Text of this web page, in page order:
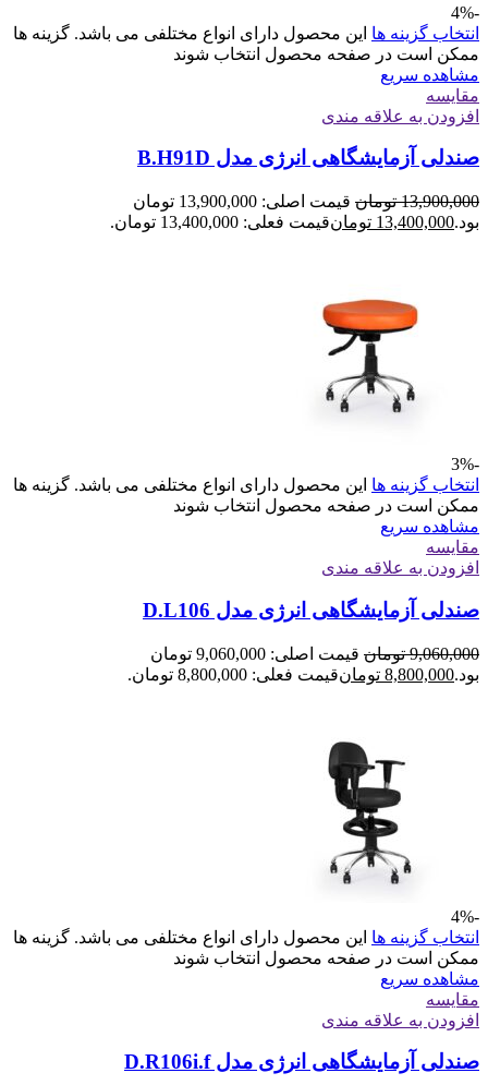
-4%
انتخاب گزینه ها این محصول دارای انواع مختلفی می باشد. گزینه ها
ممکن است در صفحه محصول انتخاب شوند
مشاهده سریع
مقایسه
افزودن به علاقه مندی
صندلی آزمایشگاهی انرژی مدل B.H91D
13,900,000 تومان
قیمت اصلی: 13,900,000 تومان
بود.13,400,000 تومانقیمت فعلی: 13,400,000 تومان.
-3%
انتخاب گزینه ها این محصول دارای انواع مختلفی می باشد. گزینه ها
ممکن است در صفحه محصول انتخاب شوند
مشاهده سریع
مقایسه
افزودن به علاقه مندی
صندلی آزمایشگاهی انرژی مدل D.L106
9,060,000 تومان
قیمت اصلی: 9,060,000 تومان
بود.8,800,000 تومانقیمت فعلی: 8,800,000 تومان.
-4%
انتخاب گزینه ها این محصول دارای انواع مختلفی می باشد. گزینه ها
ممکن است در صفحه محصول انتخاب شوند
مشاهده سریع
مقایسه
افزودن به علاقه مندی
صندلی آزمایشگاهی انرژی مدل D.R106i.f